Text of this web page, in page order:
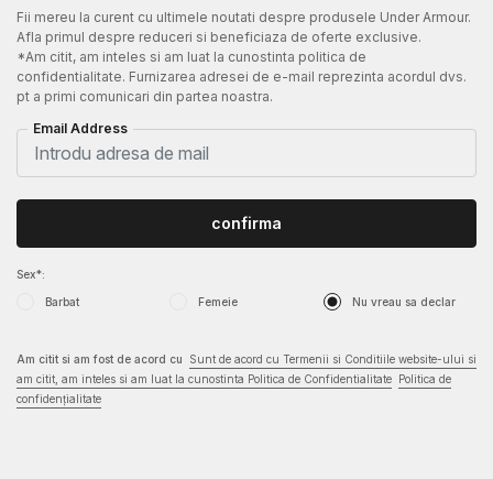
Fii mereu la curent cu ultimele noutati despre produsele Under Armour.
Afla primul despre reduceri si beneficiaza de oferte exclusive.
*Am citit, am inteles si am luat la cunostinta politica de
confidentialitate. Furnizarea adresei de e-mail reprezinta acordul dvs.
pt a primi comunicari din partea noastra.
Email Address
Sex*:
Barbat Femeie Nu vreau sa declar
confirma
Am citit si am fost de acord cu
Sunt de acord cu Termenii si Conditiile website-ului si
am citit, am inteles si am luat la cunostinta Politica de Confidentialitate
Politica de
confidențialitate